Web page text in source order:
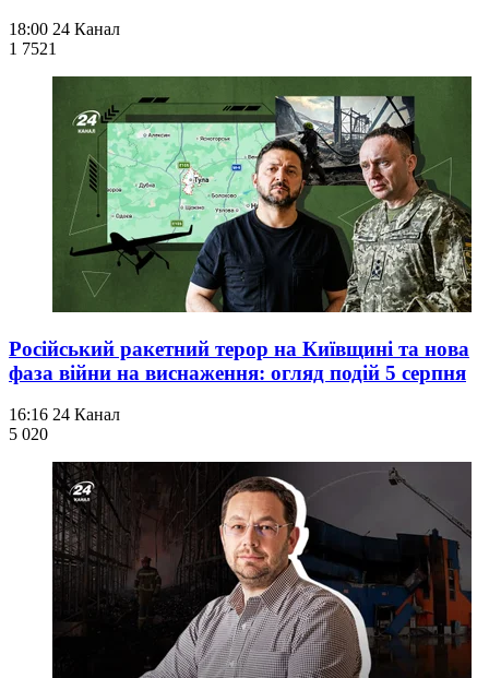
18:00 24 Канал
1 7521
Російський ракетний терор на Київщині та нова
фаза війни на виснаження: огляд подій 5 серпня
16:16 24 Канал
5 020